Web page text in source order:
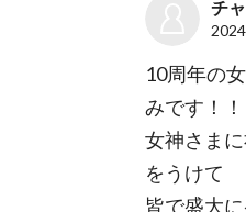
チ
10周年の
みです！！
女神さま
をうけて
皆で盛大